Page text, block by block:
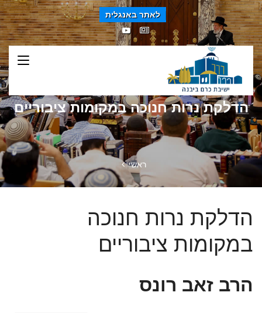
לאתר באנגלית
הדלקת נרות חנוכה במקומות ציבוריים
ראשי
הדלקת נרות חנוכה
במקומות ציבוריים
הרב זאב רונס